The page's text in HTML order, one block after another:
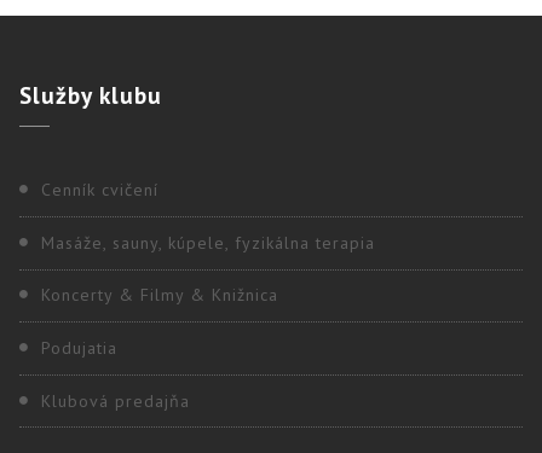
Službyklubu
Cenník cvičení
Masáže, sauny, kúpele, fyzikálna terapia
Koncerty & Filmy & Knižnica
Podujatia
Klubová predajňa